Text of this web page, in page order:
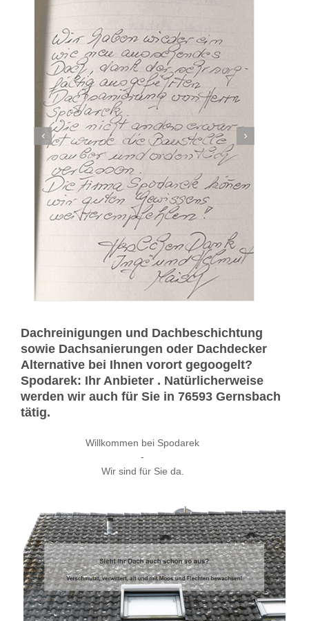
Dachreinigungen und Dachbeschichtung
sowie Dachsanierungen oder Dachdecker
Alternative bei Ihnen vorort gegoogelt?
Spodarek: Ihr Anbieter . Natürlicherweise
werden wir auch für Sie in 76593 Gernsbach
tätig.
Willkommen bei Spodarek
-
Wir sind für Sie da.